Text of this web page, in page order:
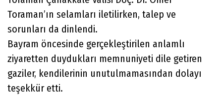
Toraman’ın selamları iletilirken, talep ve
sorunları da dinlendi.
Bayram öncesinde gerçekleştirilen anlamlı
ziyaretten duydukları memnuniyeti dile getiren
gaziler, kendilerinin unutulmamasından dolayı
teşekkür etti.